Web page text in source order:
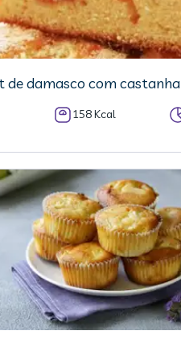
de damasco com castanha
158 Kcal